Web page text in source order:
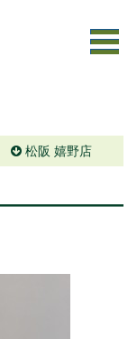
松阪 嬉野店